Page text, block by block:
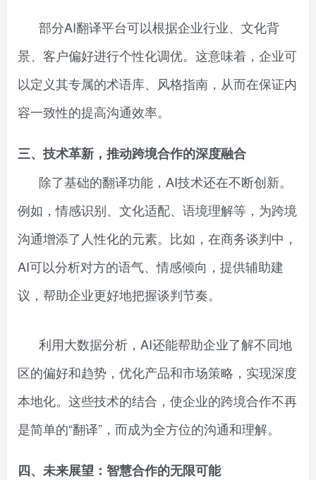
部分AI翻译平台可以根据企业行业、文化背
景、客户偏好进行个性化调优。这意味着，企业可
以定义其专属的术语库、风格指南，从而在保证内
容一致性的提高沟通效率。
三、技术革新，推动跨境合作的深度融合
除了基础的翻译功能，AI技术还在不断创新。
例如，情感识别、文化适配、语境理解等，为跨境
沟通增添了人性化的元素。比如，在商务谈判中，
AI可以分析对方的语气、情感倾向，提供辅助建
议，帮助企业更好地把握谈判节奏。
利用大数据分析，AI还能帮助企业了解不同地
区的偏好和趋势，优化产品和市场策略，实现深度
本地化。这些技术的结合，使企业的跨境合作不再
是简单的“翻译”，而成为全方位的沟通和理解。
四、未来展望：智慧合作的无限可能